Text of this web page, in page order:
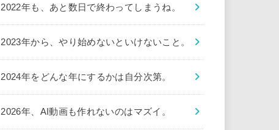
2022年も、あと数日で終わってしまうね。
2023年から、やり始めないといけないこと。
2024年をどんな年にするかは自分次第。
2026年、AI動画も作れないのはマズイ。